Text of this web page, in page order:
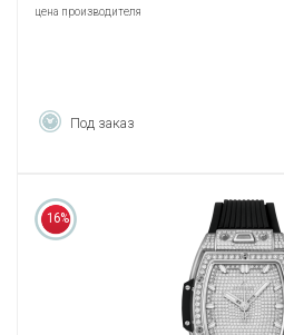
цена производителя
Под заказ
16%